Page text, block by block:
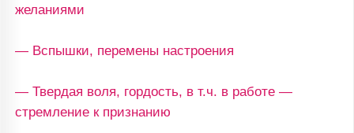
желаниями
— Вспышки, перемены настроения
— Твердая воля, гордость, в т.ч. в работе —
стремление к признанию